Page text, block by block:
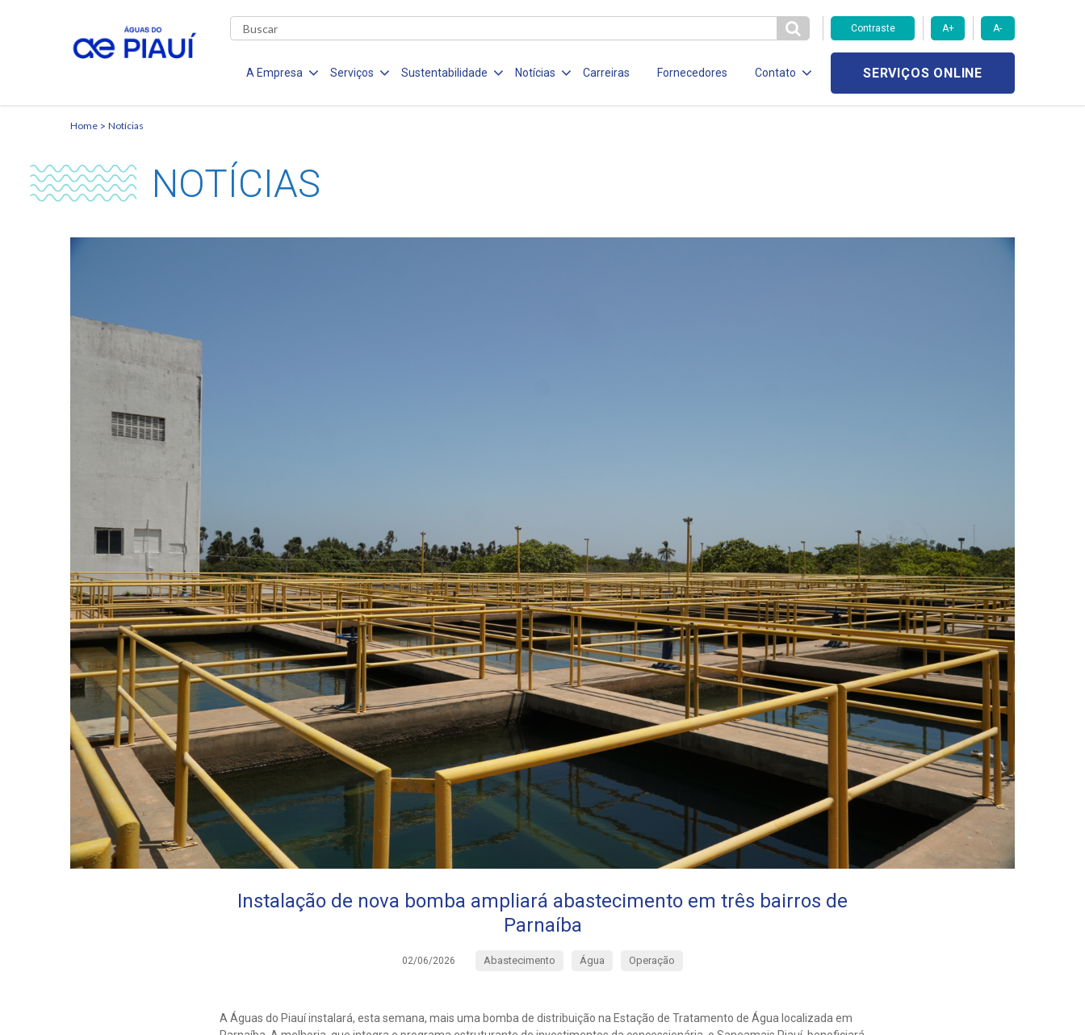
Contraste A+ A-
A Empresa Serviços Sustentabilidade Notícias Carreiras Fornecedores Contato SERVIÇOS ONLINE
Home Notícias
NOTÍCIAS
Instalação de nova bomba ampliará abastecimento em três bairros de
Parnaíba
02/06/2026 Abastecimento Água Operação
A Águas do Piauí instalará, esta semana, mais uma bomba de distribuição na Estação de Tratamento de Água localizada em